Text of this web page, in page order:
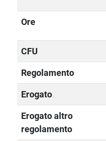
Ore
CFU
Regolamento
Erogato
Erogato altro
regolamento